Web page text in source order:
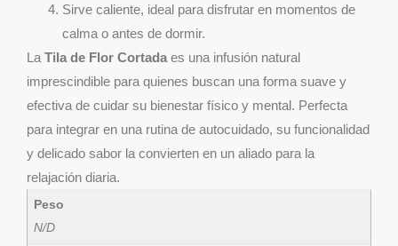
Sirve caliente, ideal para disfrutar en momentos de
calma o antes de dormir.
La Tila de Flor Cortada es una infusión natural
imprescindible para quienes buscan una forma suave y
efectiva de cuidar su bienestar físico y mental. Perfecta
para integrar en una rutina de autocuidado, su funcionalidad
y delicado sabor la convierten en un aliado para la
relajación diaria.
Peso
N/D